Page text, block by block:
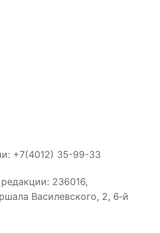
+7(4012) 35-99-33
236016,
Василевского, 2, 6‑й